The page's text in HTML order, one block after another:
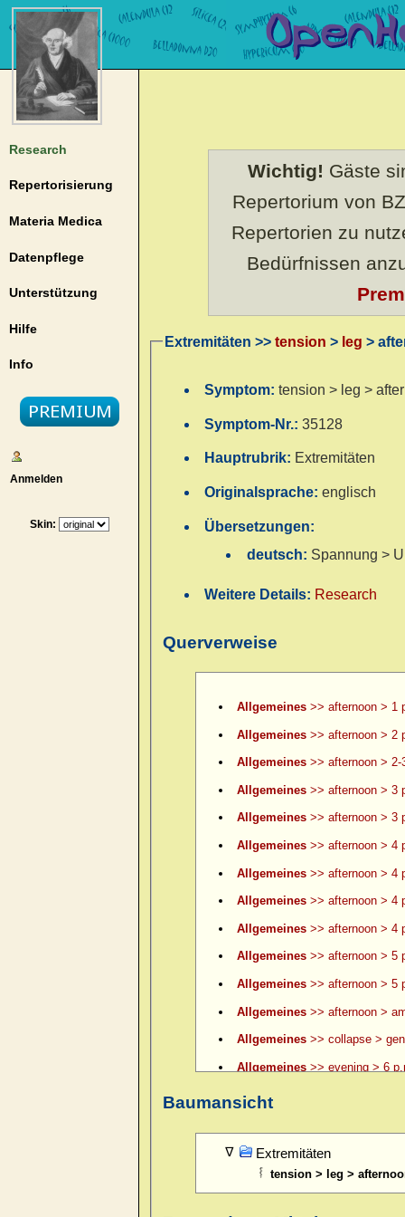
Research
Repertorisierung
Materia Medica
Datenpflege
Unterstützung
Hilfe
Info
Anmelden
Skin:
Wichtig! Gäste
Repertorium von
Repertorien zu
Bedürfnissen
Extremitäten >> tension > leg >
Symptom:tension > leg >
Symptom-Nr.:35128
Hauptrubrik: Extremitäten
Originalsprache:englisch
Übersetzungen:
deutsch: Spannung >
Weitere Details: Research
Querverweise
Allgemeines>> afternoon > 1
Allgemeines>> afternoon > 2
Allgemeines>> afternoon > 2-
Allgemeines>> afternoon > 3
Allgemeines>> afternoon > 3
Allgemeines>> afternoon > 4
Allgemeines>> afternoon > 4
Allgemeines>> afternoon > 4
Allgemeines>> afternoon > 4
Allgemeines>> afternoon > 5
Allgemeines>> afternoon > 5
Allgemeines>> afternoon >
Allgemeines>> collapse >
Allgemeines>> evening > 6
Allgemeines
Allgemeines>> evening > 8
Allgemeines>> evening > 9
Baumansicht
Extremitäten
tension > leg >